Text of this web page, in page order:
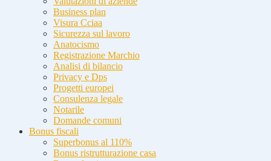
Business plan
Visura Cciaa
Sicurezza sul lavoro
Anatocismo
Registrazione Marchio
Analisi di bilancio
Privacy e Dps
Progetti europei
Consulenza legale
Notarile
Domande comuni
Bonus fiscali
Superbonus al 110%
Bonus ristrutturazione casa